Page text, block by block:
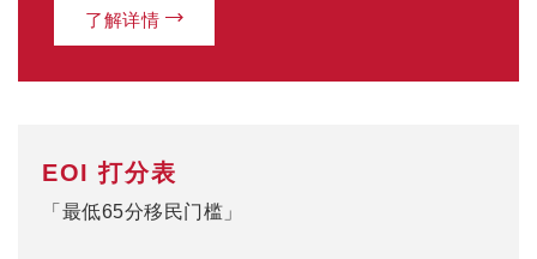
了解详情
EOI 打分表
「最低65分移民门槛」